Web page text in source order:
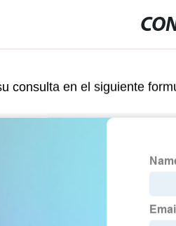
consulta en el siguiente